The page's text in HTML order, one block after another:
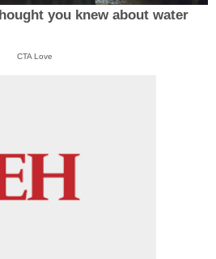
you knew about water
CTA Love